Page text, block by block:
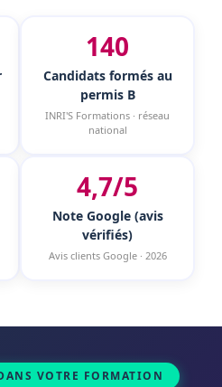
140
Candidats formés au
permis B
INRI'S Formations · réseau
national
4,7/5
Note Google (avis
vérifiés)
Avis clients Google · 2026
VOTRE FORMATION